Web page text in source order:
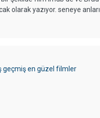
olarak yazıyor. seneye
geçmiş en güzel filmler